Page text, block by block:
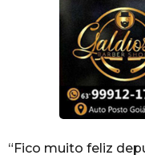
“Fico muito feliz